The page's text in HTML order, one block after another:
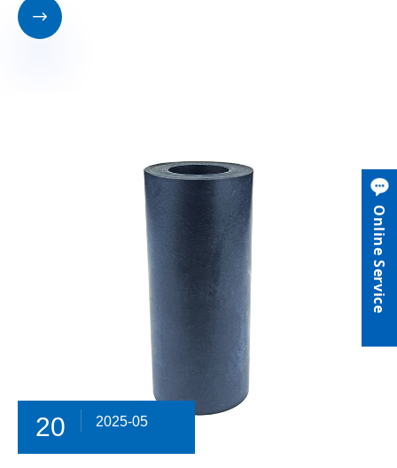

20 2025-05
Online Service